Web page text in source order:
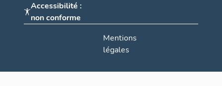
Accessibilité :
non conforme
Mentions
légales